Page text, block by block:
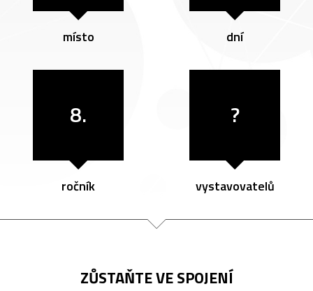
místo dní
8.
ročník
?
vystavovatelů
ZŮSTAŇTE VE SPOJENÍ